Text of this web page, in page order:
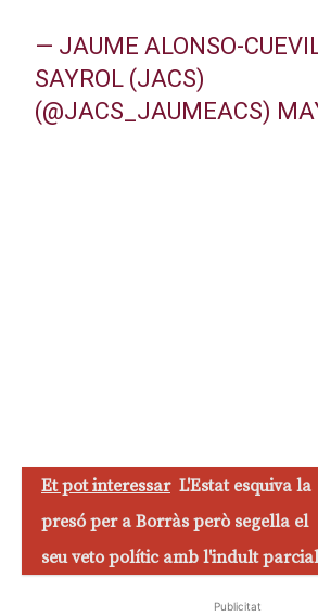
— JAUME ALONSO-
SAYROL (JACS)
(@JACS_JAUMEACS)
Et pot interessar L'Estat esquiva la
presó per a Borràs però segella el
seu veto polític amb l'indult parcial
Publicitat